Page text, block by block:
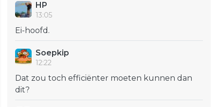
HP
13:05
Ei-hoofd.
Soepkip
12:22
Dat zou toch efficiënter moeten kunnen dan
dit?